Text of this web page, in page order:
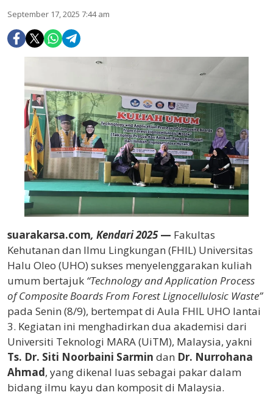
September 17, 2025 7:44 am
suarakarsa.com, Kendari 2025— Fakultas
Kehutanan dan Ilmu Lingkungan (FHIL) Universitas
Halu Oleo (UHO) sukses menyelenggarakan kuliah
umum bertajuk “Technology and Application Process
of Composite Boards From Forest Lignocellulosic Waste”
pada Senin (8/9), bertempat di Aula FHIL UHO lantai
3. Kegiatan ini menghadirkan dua akademisi dari
Universiti Teknologi MARA (UiTM), Malaysia, yakni
Ts. Dr. Siti Noorbaini Sarmin dan Dr. Nurrohana
Ahmad, yang dikenal luas sebagai pakar dalam
bidang ilmu kayu dan komposit di Malaysia.